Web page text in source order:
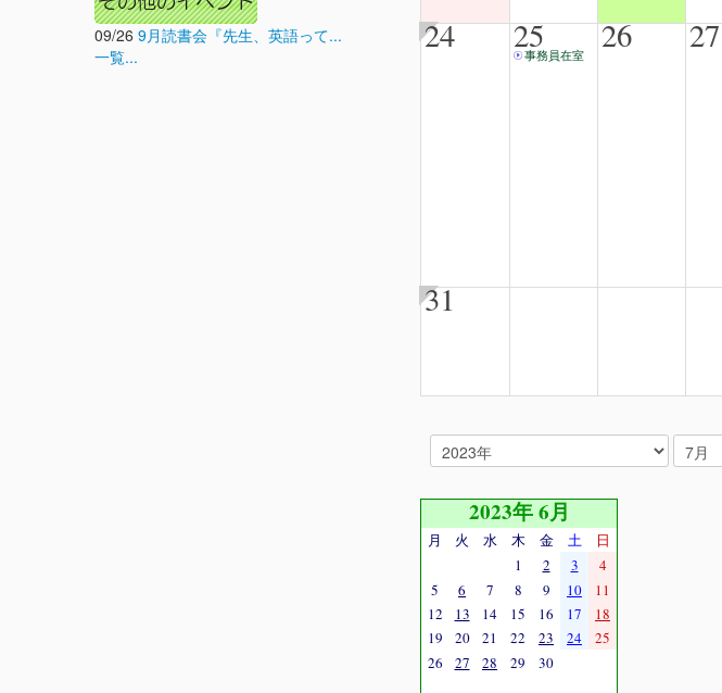
09/26 9月読書会『先生、英語って...
一覧...
24 25
事務員在室 26 27
31
2023年 6月
月 火 水 木 金 土
日
1
2 3
4
5
6 7 8 9 10
11
12
13 14 15 16 17
18
19
20 21 22 23 24
25
26
27 28 29 30